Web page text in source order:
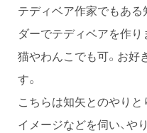
テディベア作家でもある
ダーでテディベアを作り
猫やわんこでも可。お好
す。
こちらは知矢とのやりと
イメージなどを伺い、や